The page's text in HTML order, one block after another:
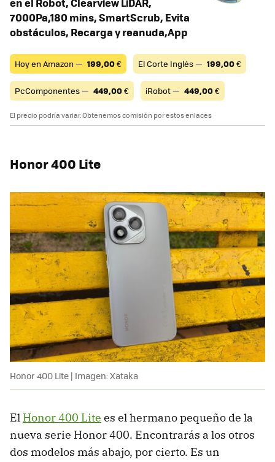
7000Pa,180 mins, SmartScrub, Evita
obstáculos, Recarga y reanuda,App
Hoy en Amazon — 199,00€ El Corte Inglés — 199,00€
PcComponentes — 449,00€ iRobot — 449,00€
El precio podría variar. Obtenemos comisión por estos enlaces
Honor 400 Lite
Honor 400 Lite | Imagen: Xataka
El Honor 400 Lite es el hermano pequeño de la
nueva serie Honor 400. Encontrarás a los otros
dos modelos más abajo, por cierto. Es un